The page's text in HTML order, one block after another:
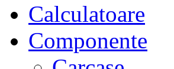
Calculatoare
Componente